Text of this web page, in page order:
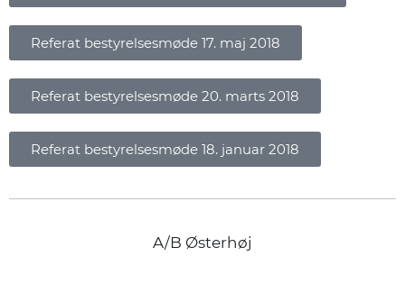
Referat bestyrelsesmøde 17. maj 2018
Referat bestyrelsesmøde 20. marts 2018
Referat bestyrelsesmøde 18. januar 2018
A/B Østerhøj